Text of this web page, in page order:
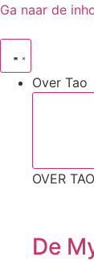
Ga naar de
Over Tao
OVER TAO
De